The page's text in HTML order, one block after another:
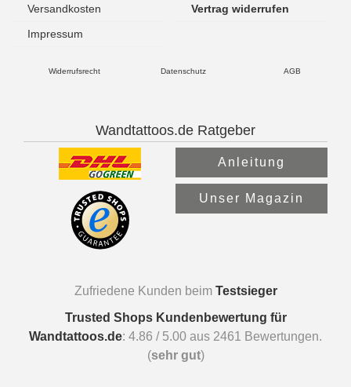
Versandkosten
Vertrag widerrufen
Impressum
Widerrufsrecht Datenschutz AGB
Wandtattoos.de Ratgeber
Anleitung
Unser Magazin
Zufriedene Kunden beim Testsieger
Trusted Shops Kundenbewertung für
Wandtattoos.de: 4.86 / 5.00 aus 2461
Bewertungen.
(sehr gut)